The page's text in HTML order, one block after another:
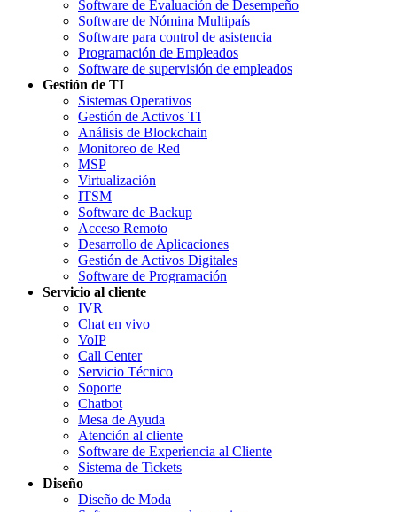
Software de Evaluación de Desempeño
Software de Nómina Multipaís
Software para control de asistencia
Programación de Empleados
Software de supervisión de empleados
Gestión de TI
Sistemas Operativos
Gestión de Activos TI
Análisis de Blockchain
Monitoreo de Red
MSP
Virtualización
ITSM
Software de Backup
Acceso Remoto
Desarrollo de Aplicaciones
Gestión de Activos Digitales
Software de Programación
Servicio al cliente
IVR
Chat en vivo
VoIP
Call Center
Servicio Técnico
Soporte
Chatbot
Mesa de Ayuda
Atención al cliente
Software de Experiencia al Cliente
Sistema de Tickets
Diseño
Diseño de Moda